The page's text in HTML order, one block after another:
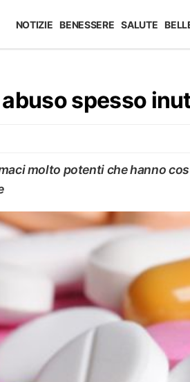
NOTIZIE BENESSERE SALUTE
spesso
molto potenti che hanno